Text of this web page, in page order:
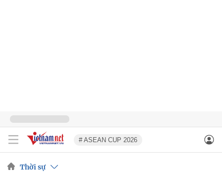
# ASEAN CUP 2026
Thời sự